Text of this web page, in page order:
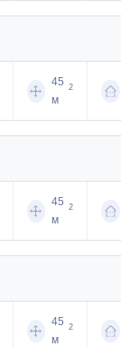
45
м
2
45
м
2
45
м
2